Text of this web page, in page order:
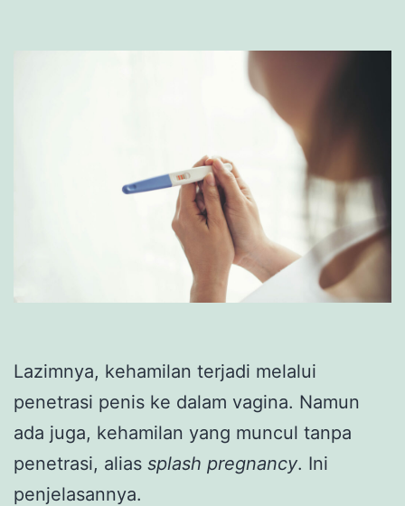
Lazimnya, kehamilan terjadi melalui
penetrasi penis ke dalam vagina. Namun
ada juga, kehamilan yang muncul tanpa
penetrasi, alias splash pregnancy. Ini
penjelasannya.